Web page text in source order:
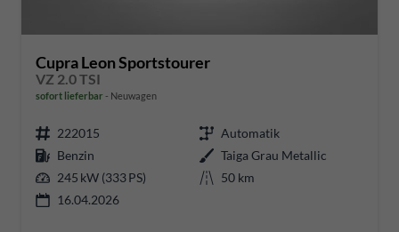
Cupra Leon Sportstourer
VZ 2.0 TSI
sofort lieferbar Neuwagen
222015
Automatik
Benzin
Taiga Grau Metallic
245 kW (333 PS)
50 km
16.04.2026